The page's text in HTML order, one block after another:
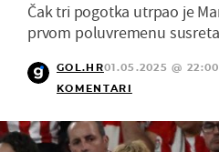
Čak tri pogotka utrpao je
prvom poluvremenu
GOL.HR01.05.2025 @ 22:00
KOMENTARI